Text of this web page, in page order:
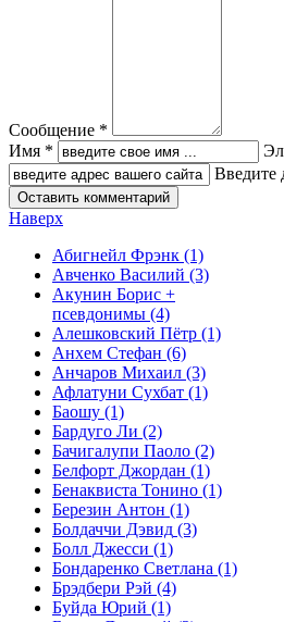
Сообщение *
Имя *
Введите
Наверх
Абигнейл Фрэнк (1)
Авченко Василий (3)
Акунин Борис +
псевдонимы (4)
Алешковский Пётр (1)
Анхем Стефан (6)
Анчаров Михаил (3)
Афлатуни Сухбат (1)
Баошу (1)
Бардуго Ли (2)
Бачигалупи Паоло (2)
Белфорт Джордан (1)
Бенаквиста Тонино (1)
Березин Антон (1)
Болдаччи Дэвид (3)
Болл Джесси (1)
Бондаренко Светлана (1)
Брэдбери Рэй (4)
Буйда Юрий (1)